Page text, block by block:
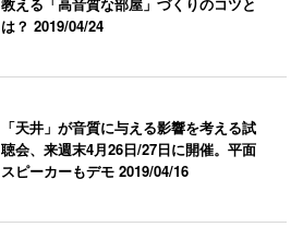
は？2019/04/24
「天井」が音質に与える影響を考える試
聴会、来週末4月26日/27日に開催。平面
スピーカーもデモ2019/04/16